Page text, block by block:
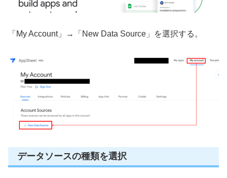
「My Account」→「New Data Source」を選択する。
データソースの種類を選択